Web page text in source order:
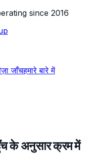
since 2016
जाँचहमारे बारे में
के अनुसार क्रम में